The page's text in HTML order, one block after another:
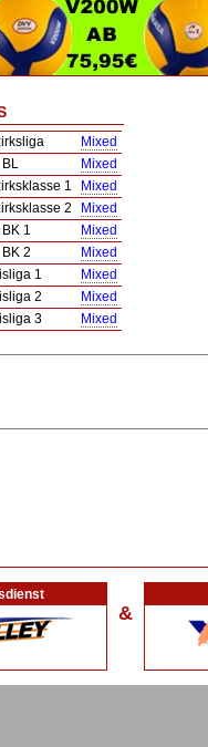
Mixed
BL
Mixed
1
Mixed
2
Mixed
1
Mixed
2
Mixed
1
Mixed
2
Mixed
3
Mixed
&